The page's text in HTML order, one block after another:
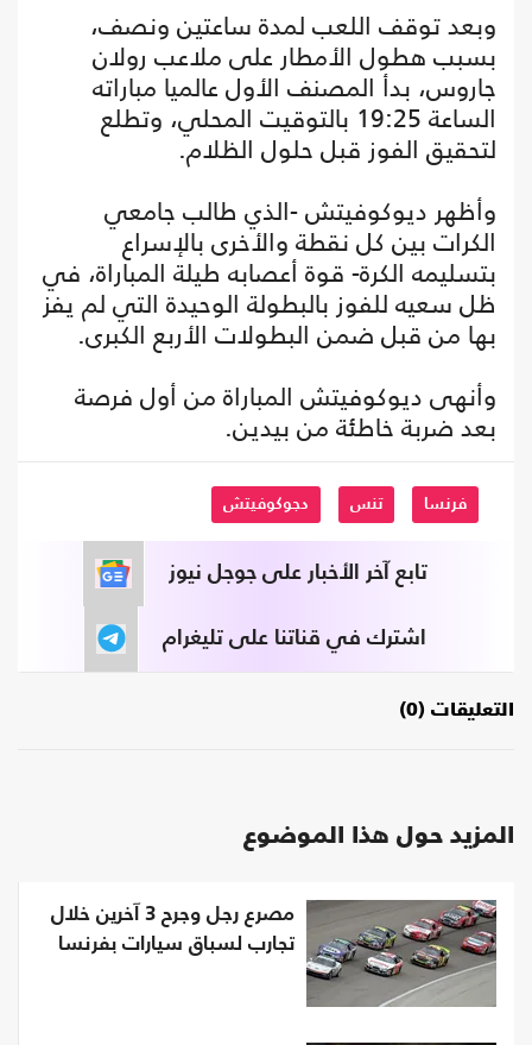
وبعد توقف اللعب لمدة ساعتين ونصف،
بسبب هطول الأمطار على ملاعب رولان
جاروس، بدأ المصنف الأول عالميا مباراته
الساعة 19:25 بالتوقيت المحلي، وتطلع
لتحقيق الفوز قبل حلول الظلام.
وأظهر ديوكوفيتش -الذي طالب جامعي
الكرات بين كل نقطة والأخرى بالإسراع
بتسليمه الكرة- قوة أعصابه طيلة المباراة، في
ظل سعيه للفوز بالبطولة الوحيدة التي لم يفز
بها من قبل ضمن البطولات الأربع الكبرى.
وأنهى ديوكوفيتش المباراة من أول فرصة
بعد ضربة خاطئة من بيدين.
فرنسا تنس دجوكوفيتش
تابع آخر الأخبار على جوجل نيوز
اشترك في قناتنا على تليغرام
التعليقات (0)
المزيد حول هذا الموضوع
مصرع رجل وجرح 3 آخرين خلال
تجارب لسباق سيارات بفرنسا